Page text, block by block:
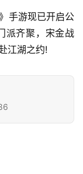
手游现已开启公
派齐聚，宋金战
江湖之约!